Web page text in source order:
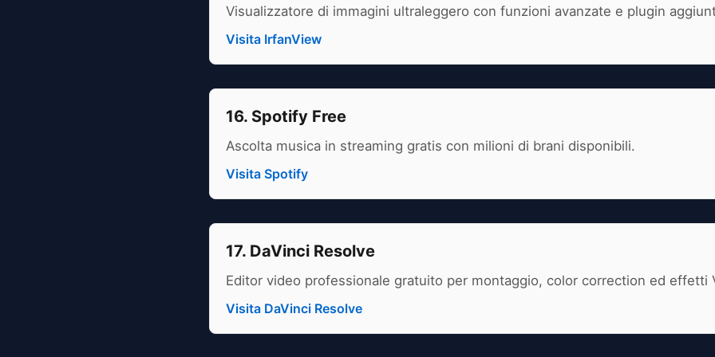
Visualizzatore di immagini ultraleggero con funzioni avanzate e plugin
Visita IrfanView
16. Spotify Free
Ascolta musica in streaming gratis con milioni di brani disponibili.
Visita Spotify
17. DaVinci Resolve
Editor video professionale gratuito per montaggio, color correction ed effetti
Visita DaVinci Resolve